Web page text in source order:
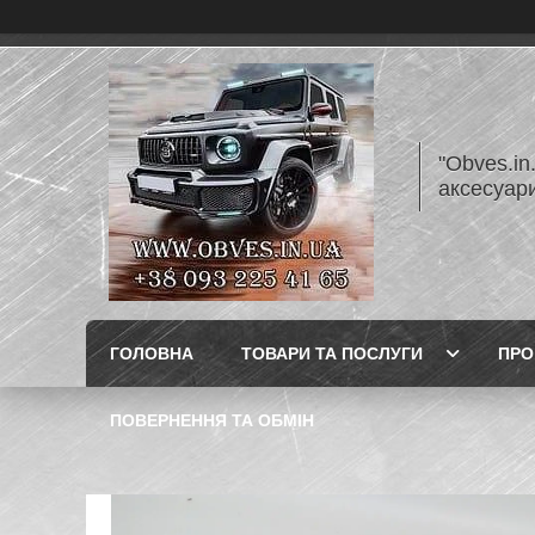
ГОЛОВНА ТОВАРИ ТА ПОСЛУГИ
ПОВЕРНЕННЯ ТА ОБМІН